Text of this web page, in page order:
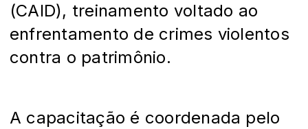
(CAID), treinamento voltado ao
enfrentamento de crimes violentos
contra o patrimônio.
A capacitação é coordenada pelo